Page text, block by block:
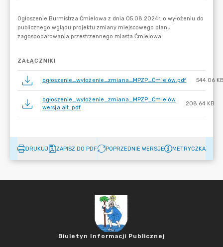
ZAŁĄCZNIKI
ogłoszenie_wyłożenie_zmiana_MPZP_Ćmielów.pdf 544.06
ogłoszenie_wyłożenie_zmiana_MPZP_Ćmielów
wersja alt..pdf
208.64 KB
DRUKUJ ZAPISZ DO PDF POPRZEDNIE WERSJE METRYCZKA
Biuletyn Informacji Publicznej